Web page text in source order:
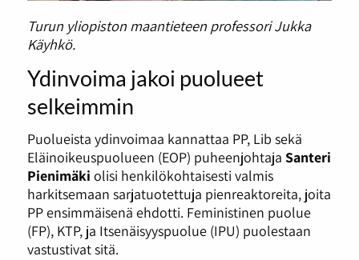
Turun yliopiston maantieteen professori Jukka
Käyhkö.
Ydinvoima jakoi puolueet
selkeimmin
Puolueista ydinvoimaa kannattaa PP, Lib sekä
Eläinoikeuspuolueen (EOP) puheenjohtaja Santeri
Pienimäki olisi henkilökohtaisesti valmis
harkitsemaan sarjatuotettuja pienreaktoreita, joita
PP ensimmäisenä ehdotti. Feministinen puolue
(FP), KTP, ja Itsenäisyyspuolue (IPU) puolestaan
vastustivat sitä.